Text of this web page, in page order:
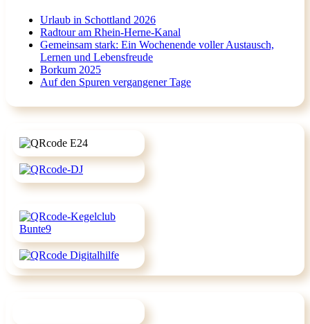
Urlaub in Schottland 2026
Radtour am Rhein-Herne-Kanal
Gemeinsam stark: Ein Wochenende voller Austausch,
Lernen und Lebensfreude
Borkum 2025
Auf den Spuren vergangener Tage